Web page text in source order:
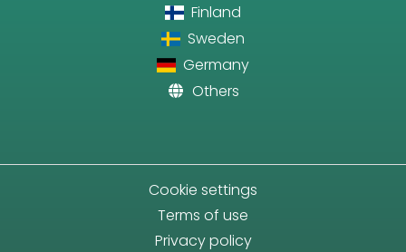
Finland
Sweden
Germany
Others
Cookie settings
Terms of use
Privacy policy